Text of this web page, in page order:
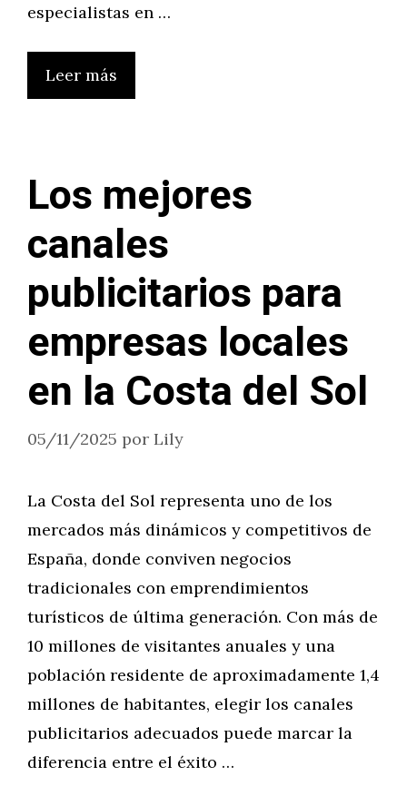
especialistas en …
Leer más
Los mejores
canales
publicitarios para
empresas locales
en la Costa del Sol
05/11/2025 por Lily
La Costa del Sol representa uno de los
mercados más dinámicos y competitivos de
España, donde conviven negocios
tradicionales con emprendimientos
turísticos de última generación. Con más de
10 millones de visitantes anuales y una
población residente de aproximadamente 1,4
millones de habitantes, elegir los canales
publicitarios adecuados puede marcar la
diferencia entre el éxito …